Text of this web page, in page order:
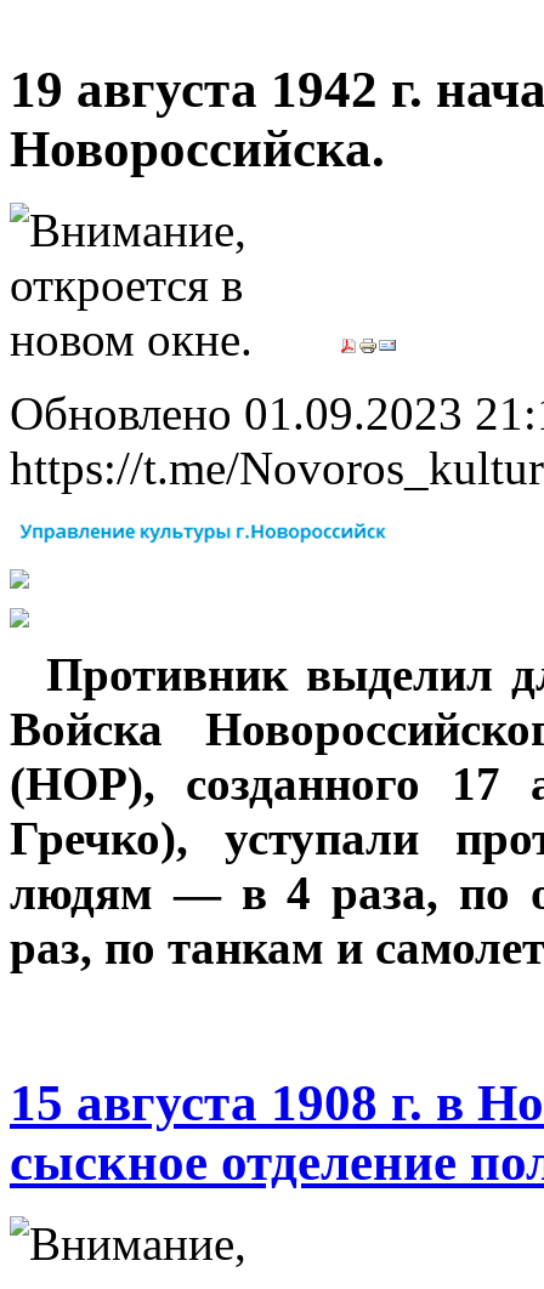
19 августа 1942 г.
Новороссийска.
Обновлено 01.09.2023
https://t.me/
Противник выделил
Войска
(НОР), созданного 17
Гречко), уступали
людям — в 4 раза, по
раз, по танкам и
15 августа 1908 г. в
сыскное отделение